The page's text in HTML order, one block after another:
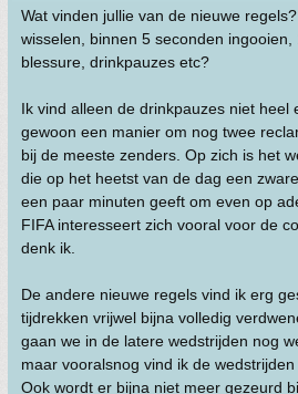
Wat vinden jullie van de nieuwe
wisselen, binnen 5 seconden
blessure, drinkpauzes etc?
Ik vind alleen de drinkpauzes niet heel
gewoon een manier om nog twee
bij de meeste zenders. Op zich is het
die op het heetst van de dag een
een paar minuten geeft om even op
FIFA interesseert zich vooral voor de
denk ik.
De andere nieuwe regels vind ik erg
tijdrekken vrijwel bijna volledig
gaan we in de latere wedstrijden nog
maar vooralsnog vind ik de
Ook wordt er bijna niet meer gezeurd